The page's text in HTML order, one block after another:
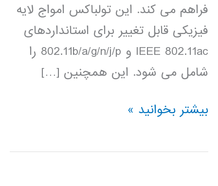
فراهم می کند. این تولباکس امواج لایه
فیزیکی قابل تغییر برای استانداردهای
IEEE 802.11ac و 802.11b/a/g/n/j/p را
شامل می شود. این همچنین […]
آموزش
تولباکس
بیشتر بخوانید »